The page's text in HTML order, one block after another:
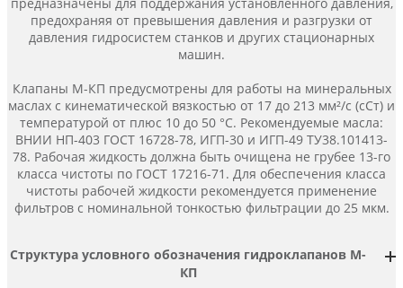
предохраняя от превышения давления и разгрузки от
давления гидросистем станков и других стационарных
машин.
Клапаны М-КП предусмотрены для работы на минеральных
маслах с кинематической вязкостью от 17 до 213 мм²/с (сСт) и
температурой от плюс 10 до 50 °С. Рекомендуемые масла:
ВНИИ НП-403 ГОСТ 16728-78, ИГП-30 и ИГП-49 ТУ38.101413-
78. Рабочая жидкость должна быть очищена не грубее 13-го
класса чистоты по ГОСТ 17216-71. Для обеспечения класса
чистоты рабочей жидкости рекомендуется применение
фильтров с номинальной тонкостью фильтрации до 25 мкм.
Структура условного обозначения гидроклапанов М-
КП